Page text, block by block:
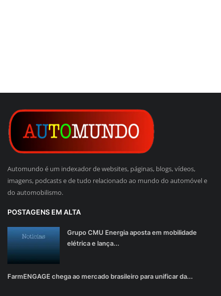
Automundo é um indexador de websites, páginas, blogs, vídeos,
imagens, podcasts e de tudo relacionado ao mundo do automóvel e
do automobilismo.
POSTAGENS EM ALTA
Grupo CMU Energia aposta em mobilidade
elétrica e lança...
FarmENGAGE chega ao mercado brasileiro para unificar da...